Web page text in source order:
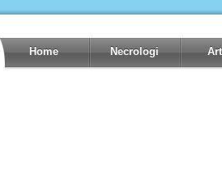
Home Necrologi